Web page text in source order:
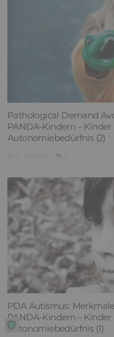
Pathological Demand
PANDA-Kindern –
Autonomiebedürfnis (2)
PDA Autismus:
PANDA-Kindern –
Autonomiebedürfnis (1)